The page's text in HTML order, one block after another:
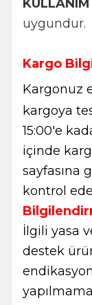
uygundur.
Kargo
Kargonuz
kargoya
15:00'e
içinde
sayfasına
kontrol
İlgili yasa
destek